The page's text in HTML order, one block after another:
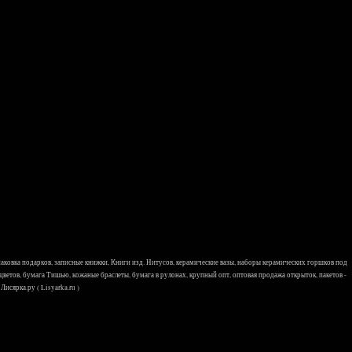
подарков, записные книжки, Книги изд. Нитусов, керамические вазы, наборы керамических горшков под
бумага Тишью, кожаные браслеты, бумага в рулонах, крупный опт, оптовая продажа открыток, пакетов -
( Lisyarka.ru )